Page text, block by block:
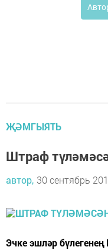
ҖӘМГЫЯТЬ
Штраф
автор, 30 сентябрь
Эчке эшләр